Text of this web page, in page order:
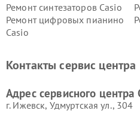
Ремонт синтезаторов Casio
Ремонт цифровых пианино
Casio
Контакты сервис центра
Адрес сервисного центра
г. Ижевск, Удмуртская ул., 304